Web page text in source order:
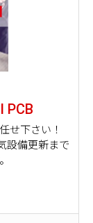
PCB
せ下さい！
設備更新まで